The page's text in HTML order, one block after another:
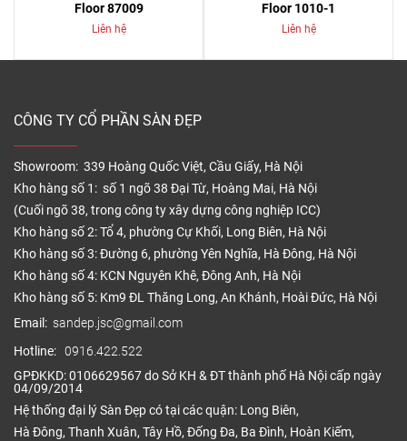
Floor 87009
Liên hệ
Floor 1010-1
Liên hệ
CÔNG TY CỔ PHẦN SÀN ĐẸP
Showroom: 339 Hoàng Quốc Việt, Cầu Giấy, Hà Nội
Kho hàng số 1: số 1 ngõ 38 Đại Từ, Hoàng Mai, Hà Nội
(Cuối ngõ 38, trong công ty xây dựng công nghiệp ICC)
Kho hàng số 2: Tổ 4, phường Cự Khối, Long Biên, Hà Nội
Kho hàng số 3: Đường 6, phường Yên Nghĩa, Hà Đông, Hà Nội
Kho hàng số 4: KCN Nguyên Khê, Đông Anh, Hà Nội
Kho hàng số 5: Km9 ĐL Thăng Long, An Khánh, Hoài Đức, Hà Nội
Email: sandep.jsc@gmail.com
Hotline: 0916.422.522
GPĐKKD: 0106629567 do Sở KH & ĐT thành phố Hà Nội cấp ngày
04/09/2014
Hệ thống đại lý Sàn Đẹp có tại các quận: Long Biên,
Hà Đông, Thanh Xuân, Tây Hồ, Đống Đa, Ba Đình, Hoàn Kiếm,